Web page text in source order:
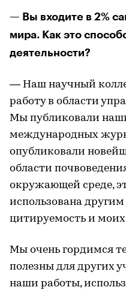
— Вы входите в 2%
мира. Как это
деятельности?
— Наш научный
работу в области
Мы публиковали
международных
опубликовали
области
окружающей среде,
использована
цитируемость и моих
Мы очень гордимся
полезны для других
наши работы,